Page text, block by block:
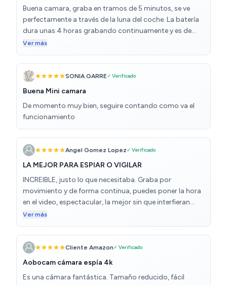
Buena camara, graba en tramos de 5 minutos, se ve
perfectamente a través de la luna del coche. La batería
dura unas 4 horas grabando continuamente y es de
fácil instalación. Se puede poner una tarjeta de mayor
capacidad y una batería externa portátil y aguanta
toda la noche, depende, claro, de la capacidad de la
misma. Se mueve de arriba a abajo y para los laterales,
pero abarca sólo donde enfoca la cámara. Tiene sonido
un adaptador para poner engancharlo. Cargador tipo
C
Ver más
SONIA GARRE✓ Verificado
Buena Mini camara
De momento muy bien, seguire contando como va el
funcionamiento
Angel Gomez Lopez✓ Verificado
LA MEJOR PARA ESPIAR O VIGILAR
INCREIBLE, justo lo que necesitaba. Graba por
movimiento y de forma continua, puedes poner la hora
en el video, espectacular, la mejor sin que interfieran
aplicaciones ni wifi ni nada, super facil de usar y super
pequeña.
Ver más
Cliente Amazon✓ Verificado
Aobocam cámara espía 4k
Es una cámara fantástica. Tamaño reducido, fácil